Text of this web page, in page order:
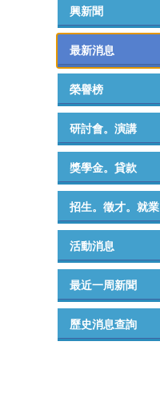
興新聞
最新消息
榮譽榜
研討會。演講
獎學金。貸款
招生。徵才。就業
活動消息
最近一周新聞
歷史消息查詢